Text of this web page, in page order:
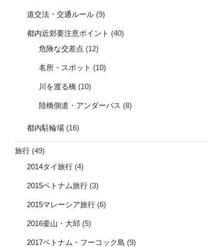
道交法・交通ルール (9)
都内近郊要注意ポイント (40)
危険な交差点 (12)
名所・スポット (10)
川を渡る橋 (10)
陸橋側道・アンダーパス (8)
都内駐輪場 (16)
旅行 (49)
2014タイ旅行 (4)
2015ベトナム旅行 (3)
2015マレーシア旅行 (6)
2016釜山・大邱 (5)
2017ベトナム・フーコック島 (9)